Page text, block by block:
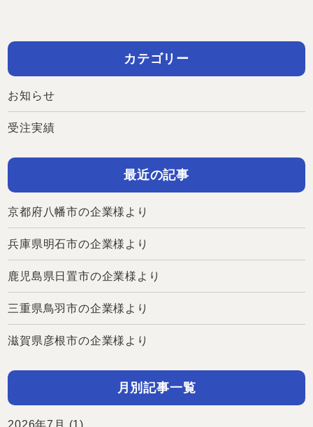
カテゴリー
お知らせ
受注実績
最近の記事
京都府八幡市の企業様より
兵庫県明石市の企業様より
鹿児島県日置市の企業様より
三重県鳥羽市の企業様より
滋賀県彦根市の企業様より
月別記事一覧